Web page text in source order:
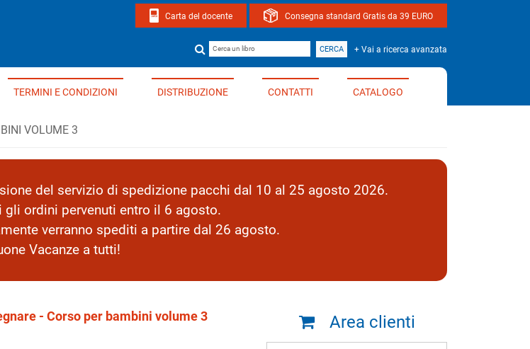
Carta del docente Consegna standard Gratis da 39 EURO
Cerca un libro CERCA + Vai a ricerca avanzata
TERMINI E CONDIZIONI DISTRIBUZIONE CONTATTI CATALOGO
VOLUME 3
del servizio di spedizione pacchi dal 10 al 25 agosto 2026.
gli ordini pervenuti entro il 6 agosto.
verranno spediti a partire dal 26 agosto.
Vacanze a tutti!
- Corso per bambini volume 3 Area clienti